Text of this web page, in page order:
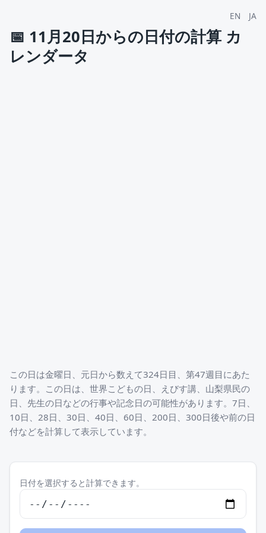
EN JA
📅 11月20日からの日付の計算 カ
レンダータ
この日は金曜日、元日から数えて324日目、第47週目にあた
ります。この日は、世界こどもの日、えびす講、山梨県民の
日、先生の日などの行事や記念日の可能性があります。7日、
10日、28日、30日、40日、60日、200日、300日後や前の日
付などを計算して表示しています。
日付を選択すると計算できます。